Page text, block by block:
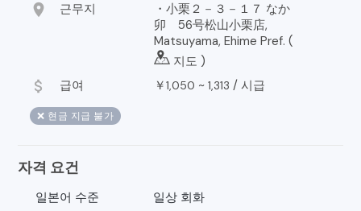
location_on 근무지
・小栗２－３－１７ なか
卯 56号松山小栗店,
Matsuyama, Ehime Pref. (
지도 )
attach_money 급여 ￥1,050 ~ 1,313 / 시급
❌ 현금 지급 불가
자격 요건
일본어 수준
일상 회화